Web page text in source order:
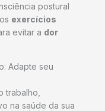
postural
exercícios
evitar a dor
Adapte seu
trabalho,
na saúde da sua